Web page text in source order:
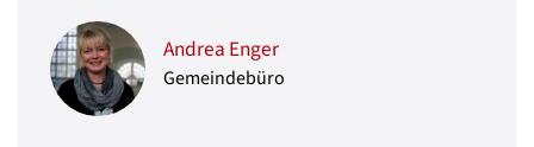
Andrea Enger
Gemeindebüro